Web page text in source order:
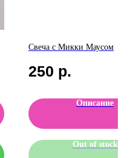
Свеча с Микки Маусом
250 р.
Описание
Out of stock